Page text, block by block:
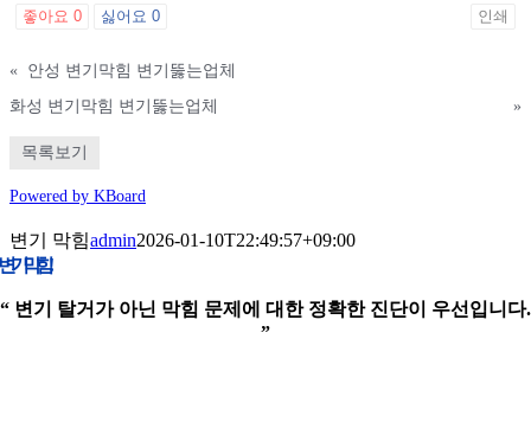
좋아요 0 싫어요 0 인쇄
« 안성 변기막힘 변기뚫는업체
화성 변기막힘 변기뚫는업체
»
목록보기
Powered by KBoard
변기 막힘admin2026-01-10T22:49:57+09:00
기 막힘!
“ 변기 탈거가 아닌 막힘 문제에 대한 정확한 진단이 우선입니다.
”